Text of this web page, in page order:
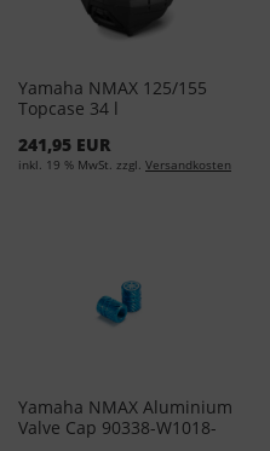
Yamaha NMAX 125/155
Topcase 34 l
F840E-00-00
241,95 EUR
inkl. 19 % MwSt. zzgl. Versandkosten
Yamaha NMAX Aluminium
Valve Cap 90338-W1018-